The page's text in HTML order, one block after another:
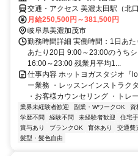
交通・アクセス 美濃太田駅（北
月給250,500円～381,500円
岐阜県美濃加茂市
勤務時間詳細 実働時間：1日あ
あたり20日 9:00～23:00のうち
16:00～23:00 残業月平均1...
仕事内容 ホットヨガスタジオ『
ー業務 ・レッスンインストラク
・お客様カウンセリング ・ト
業界未経験者歓迎 副業・WワークOK 資
学歴不問
経験不問 未経験者歓迎 住宅
賞与あり
ブランクOK 育休あり 交通費
髪型・髪色自由